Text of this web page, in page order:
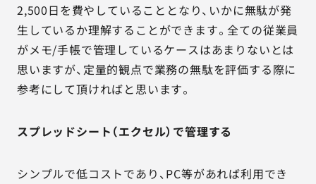
2,500日を費やしていることとなり、いかに無駄が発
生しているか理解することができます。全ての従業員
がメモ/手帳で管理しているケースはあまりないとは
思いますが、定量的観点で業務の無駄を評価する際に
参考にして頂ければと思います。
スプレッドシート（エクセル）で管理する
シンプルで低コストであり、PC等があれば利用でき